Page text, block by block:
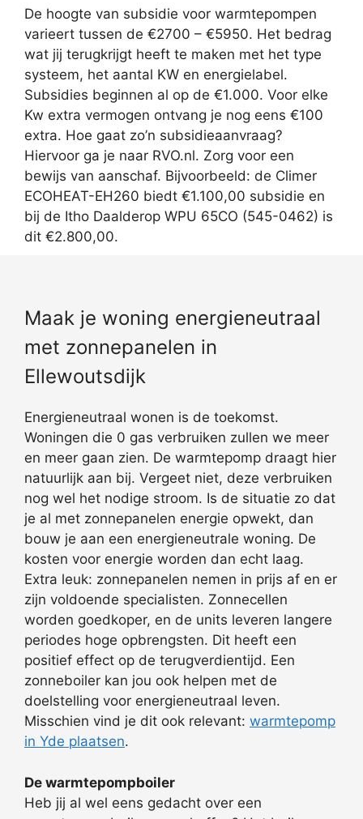
De hoogte van subsidie voor warmtepompen
varieert tussen de €2700 – €5950. Het bedrag
wat jij terugkrijgt heeft te maken met het type
systeem, het aantal KW en energielabel.
Subsidies beginnen al op de €1.000. Voor elke
Kw extra vermogen ontvang je nog eens €100
extra. Hoe gaat zo’n subsidieaanvraag?
Hiervoor ga je naar RVO.nl. Zorg voor een
bewijs van aanschaf. Bijvoorbeeld: de Climer
ECOHEAT-EH260 biedt €1.100,00 subsidie en
bij de Itho Daalderop WPU 65CO (545-0462) is
dit €2.800,00.
Maak je woning energieneutraal
met zonnepanelen in
Ellewoutsdijk
Energieneutraal wonen is de toekomst.
Woningen die 0 gas verbruiken zullen we meer
en meer gaan zien. De warmtepomp draagt hier
natuurlijk aan bij. Vergeet niet, deze verbruiken
nog wel het nodige stroom. Is de situatie zo dat
je al met zonnepanelen energie opwekt, dan
bouw je aan een energieneutrale woning. De
kosten voor energie worden dan echt laag.
Extra leuk: zonnepanelen nemen in prijs af en er
zijn voldoende specialisten. Zonnecellen
worden goedkoper, en de units leveren langere
periodes hoge opbrengsten. Dit heeft een
positief effect op de terugverdientijd. Een
zonneboiler kan jou ook helpen met de
doelstelling voor energieneutraal leven.
Misschien vind je dit ook relevant: warmtepomp
in Yde plaatsen.
De warmtepompboiler
Heb jij al wel eens gedacht over een